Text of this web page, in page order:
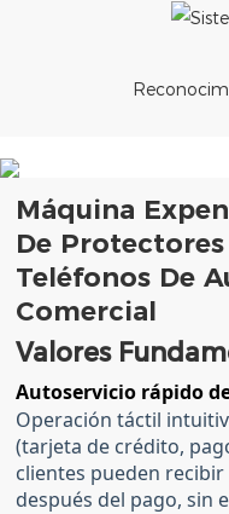
Máquina
De
Teléfonos De
Comercial
Valores
Autoservicio rápido
Operación táctil
(tarjeta de crédito,
clientes pueden
después del pago, sin